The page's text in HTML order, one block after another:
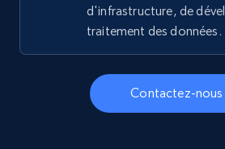
d'infrastructure, de
traitement des données.
Contactez-nous